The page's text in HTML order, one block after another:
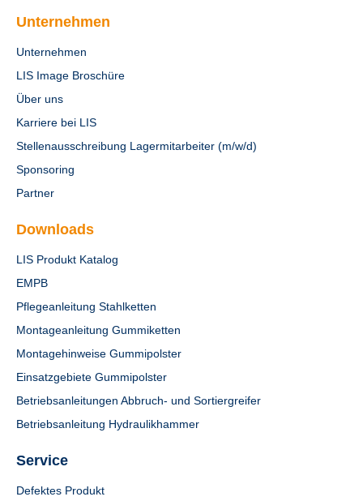
Unternehmen
Unternehmen
LIS Image Broschüre
Über uns
Karriere bei LIS
Stellenausschreibung Lagermitarbeiter (m/w/d)
Sponsoring
Partner
Downloads
LIS Produkt Katalog
EMPB
Pflegeanleitung Stahlketten
Montageanleitung Gummiketten
Montagehinweise Gummipolster
Einsatzgebiete Gummipolster
Betriebsanleitungen Abbruch- und Sortiergreifer
Betriebsanleitung Hydraulikhammer
Service
Defektes Produkt